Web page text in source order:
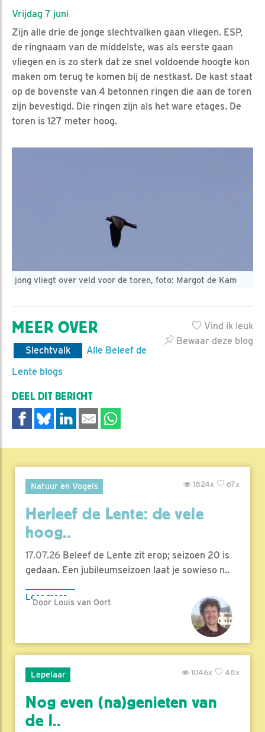
Vrijdag 7 juni
Zijn alle drie de jonge slechtvalken gaan vliegen. ESP,
de ringnaam van de middelste, was als eerste gaan
vliegen en is zo sterk dat ze snel voldoende hoogte kon
maken om terug te komen bij de nestkast. De kast staat
op de bovenste van 4 betonnen ringen die aan de toren
zijn bevestigd. Die ringen zijn als het ware etages. De
toren is 127 meter hoog.
jong vliegt over veld voor de toren, foto: Margot de Kam
Vind ik leuk
Bewaar deze blog
MEER OVER
Slechtvalk
Alle Beleef de
Lente blogs
DEEL DIT BERICHT
Natuur en Vogels 67x
1824x
Herleef de Lente: de vele
hoog..
17.07.26 Beleef de Lente zit erop; seizoen 20 is
gedaan. Een jubileumseizoen laat je sowieso n..
Lees meer
Door Louis van Oort
Lepelaar 48x
1046x
Nog even (na)genieten van
de l..